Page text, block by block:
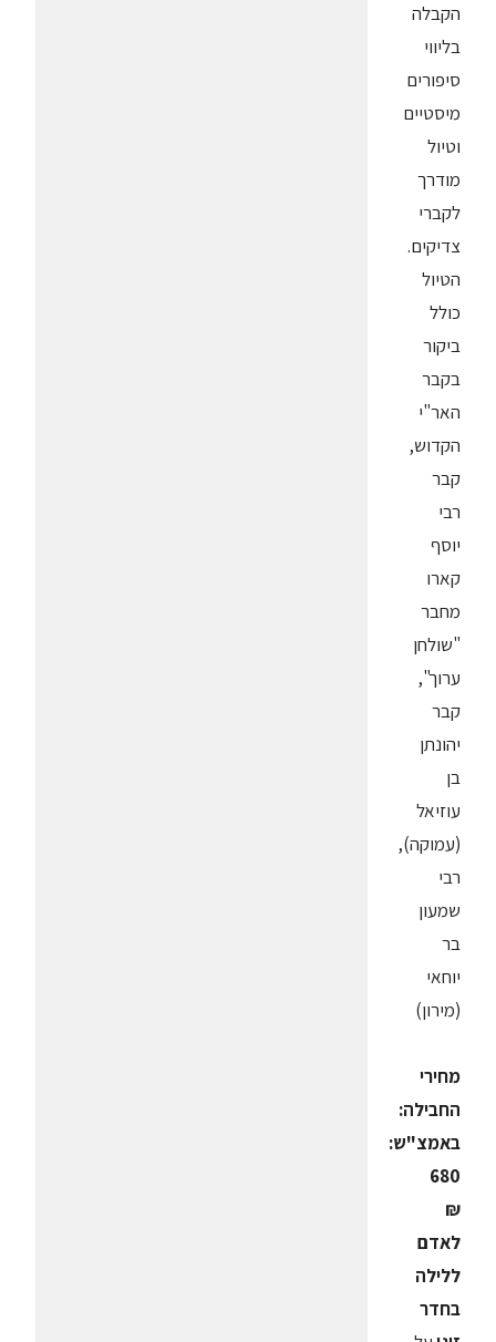
הקבלה
בליווי
סיפורים
מיסטיים
וטיול
מודרך
לקברי
צדיקים.
הטיול
כולל
ביקור
בקבר
האר"י
הקדוש,
קבר
רבי
יוסף
קארו
מחבר
"שולחן
ערוך",
קבר
יהונתן
בן
עוזיאל
(עמוקה),
רבי
שמעון
בר
יוחאי
(מירון)
מחירי
החבילה:
באמצ"ש:
680
₪
לאדם
ללילה
בחדר